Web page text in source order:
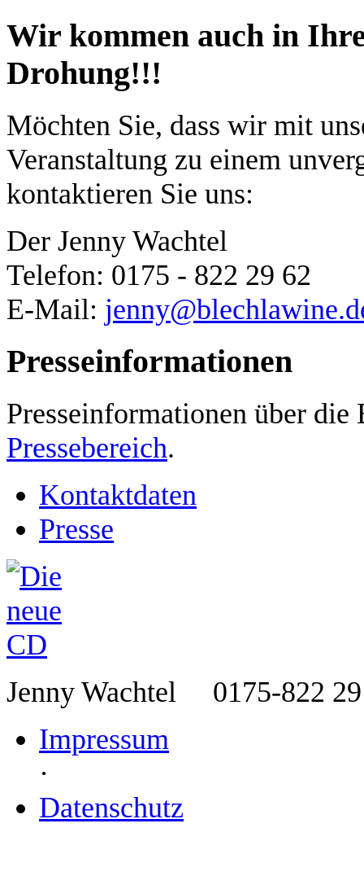
Wir kommen auch in
Drohung!!!
Möchten Sie, dass wir mit
Veranstaltung zu einem
kontaktieren Sie uns:
Der Jenny Wachtel
Telefon: 0175 - 822 29 62
E-Mail:
Presseinformationen
Presseinformationen über
Pressebereich.
Kontaktdaten
Presse
Jenny Wachtel
0175-822
Impressum
·
Datenschutz